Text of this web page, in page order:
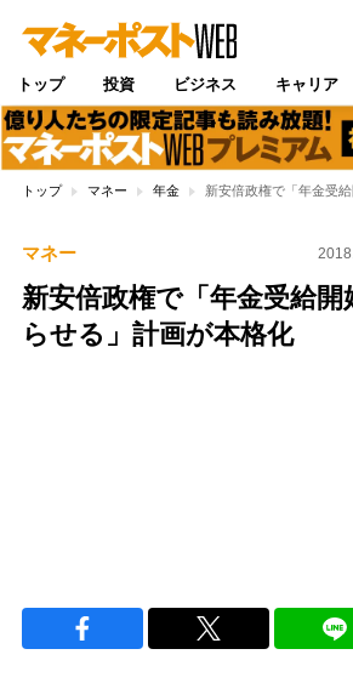
トップ 投資 ビジネス キャリア
トップ マネー 年金 新安倍政権で「年金受
マネー
新安倍政権で「年金受給
らせる」計画が本格化